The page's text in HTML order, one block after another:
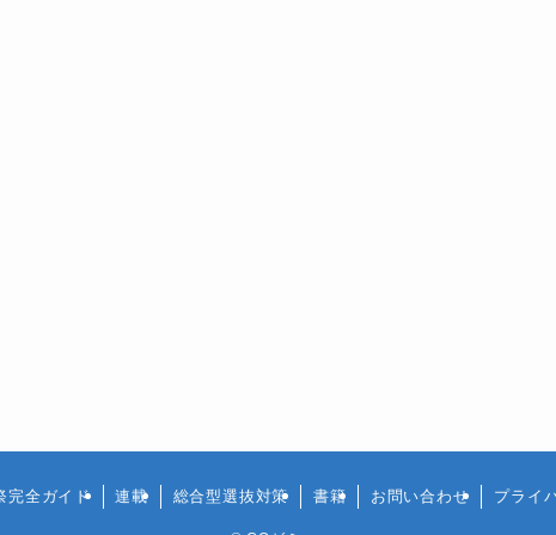
完全ガイド 連載 総合型選抜対策 書籍 お問い合わせ プライ